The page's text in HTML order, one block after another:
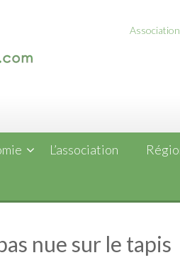
L’association
nue sur le tapis